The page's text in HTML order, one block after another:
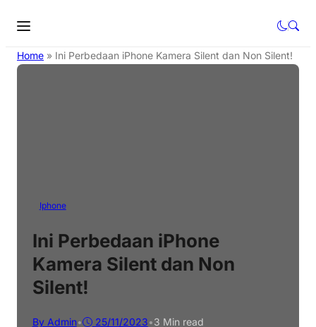
Home » Ini Perbedaan iPhone Kamera Silent dan Non Silent!
Iphone
Ini Perbedaan iPhone
Kamera Silent dan Non
Silent!
By Admin• 25/11/2023•3 Min read